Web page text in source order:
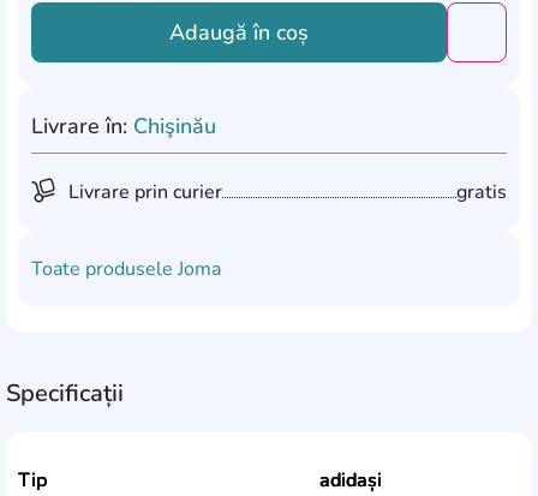
Adaugă în coș
Livrare în: Chişinău
Livrare prin curier gratis
Toate produsele Joma
Specificații
Tip
adidași